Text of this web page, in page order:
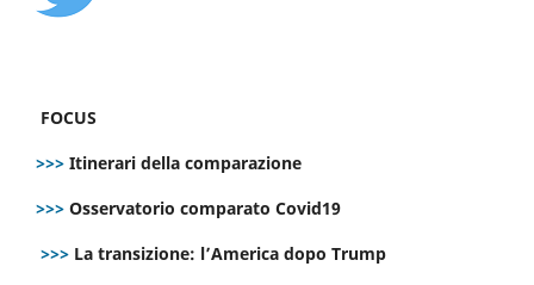
FOCUS
>>> Itinerari della comparazione
>>> Osservatorio comparato Covid19
>>> La transizione: l’America dopo Trump